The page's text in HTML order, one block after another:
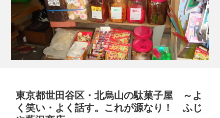
東京都世田谷区・北烏山の駄菓子屋 ～よ
く笑い・よく話す。これが源なり！ ふじ